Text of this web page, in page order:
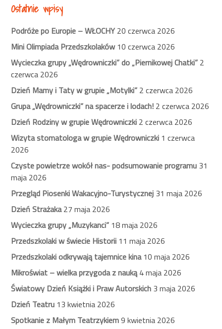
Ostatnie wpisy
Podróże po Europie – WŁOCHY20 czerwca 2026
Mini Olimpiada Przedszkolaków10 czerwca 2026
Wycieczka grupy „Wędrowniczki” do „Piernikowej Chatki” 2
czerwca 2026
Dzień Mamy i Taty w grupie „Motylki” 2 czerwca 2026
Grupa „Wędrowniczki” na spacerze i lodach! 2 czerwca 2026
Dzień Rodziny w grupie Wędrowniczki 2 czerwca 2026
Wizyta stomatologa w grupie Wędrowniczki 1 czerwca
2026
Czyste powietrze wokół nas- podsumowanie programu 31
maja 2026
Przegląd Piosenki Wakacyjno-Turystycznej 31 maja 2026
Dzień Strażaka27 maja 2026
Wycieczka grupy „Muzykanci” 18 maja 2026
Przedszkolaki w świecie Historii 11 maja 2026
Przedszkolaki odkrywają tajemnice kina10 maja 2026
Mikroświat – wielka przygoda z nauką4 maja 2026
Światowy Dzień Książki i Praw Autorskich 3 maja 2026
Dzień Teatru 13 kwietnia 2026
Spotkanie z Małym Teatrzykiem9 kwietnia 2026